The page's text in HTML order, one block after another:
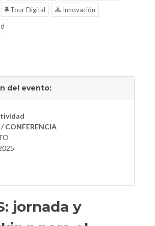
Tour Digital
Innovación
del evento:
CONFERENCIA
jornada y